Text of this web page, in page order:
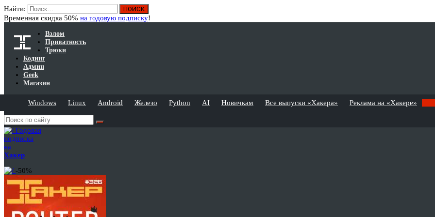
Найти:
Временная скидка 50% на годовую подписку!
Взлом
Приватность
Трюки
Кодинг
Админ
Geek
Магазин
Windows Linux Android Железо Python AI Новичкам Все выпуски «Хакера» Реклама на «Хакере»
Годовая
подписка
на
Хакер
-50%